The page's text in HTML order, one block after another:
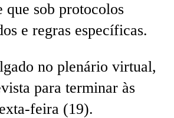
que sob protocolos
e regras específicas.
no plenário virtual,
para terminar às
feira (19).